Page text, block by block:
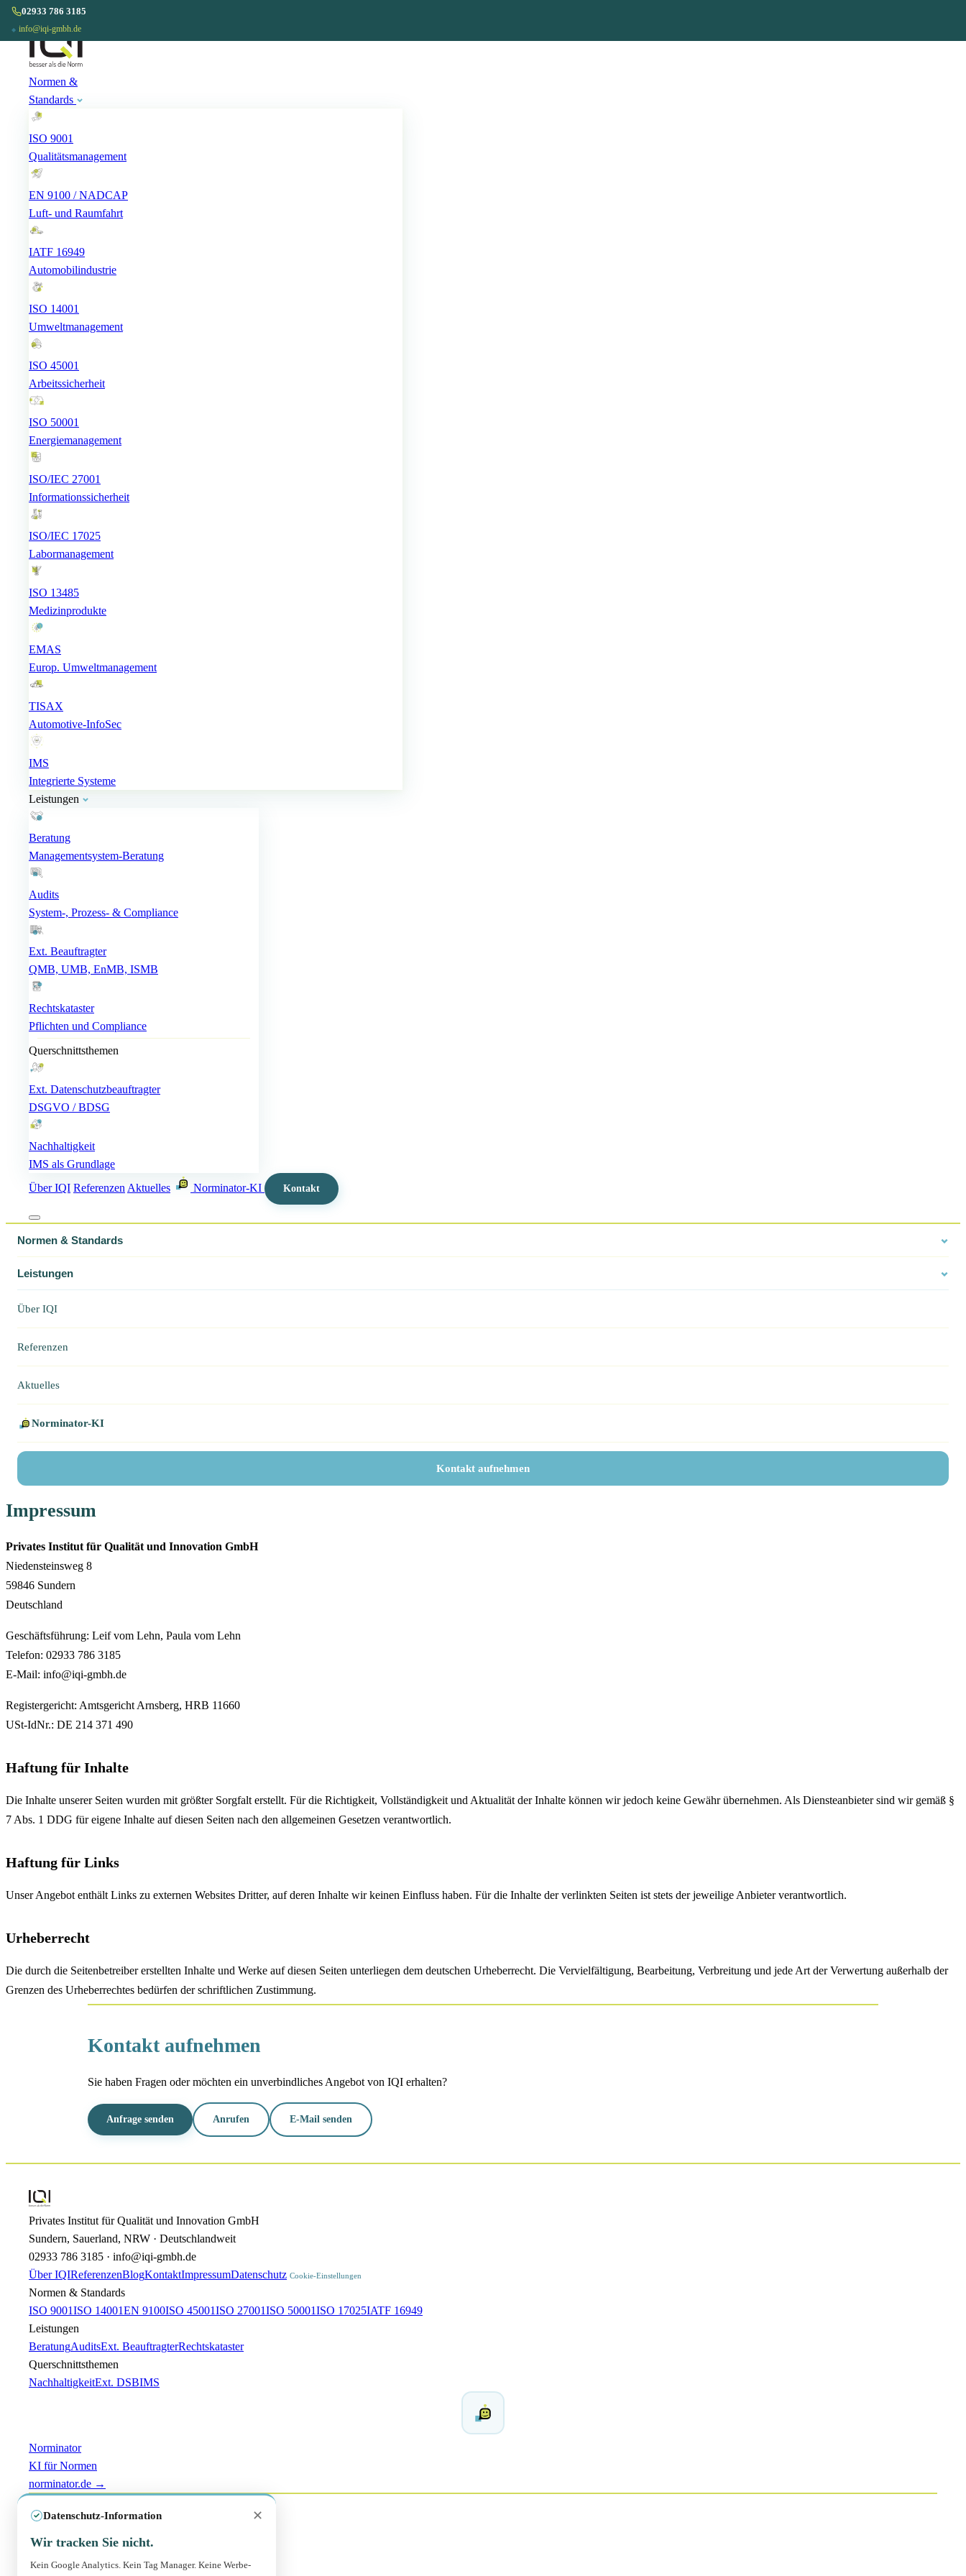
02933 786 3185
02933 786 3185
◆ info@iqi-gmbh.de
Normen &
Standards
ISO 9001
Qualitätsmanagement
EN 9100 / NADCAP
Luft- und Raumfahrt
IATF 16949
Automobilindustrie
ISO 14001
Umweltmanagement
ISO 45001
Arbeitssicherheit
ISO 50001
Energiemanagement
ISO/IEC 27001
Informationssicherheit
ISO/IEC 17025
Labormanagement
ISO 13485
Medizinprodukte
EMAS
Europ. Umweltmanagement
TISAX
Automotive-InfoSec
IMS
Integrierte Systeme
Leistungen
Beratung
Managementsystem-Beratung
Audits
System-, Prozess- & Compliance
Ext. Beauftragter
QMB, UMB, EnMB, ISMB
Rechtskataster
Pflichten und Compliance
Querschnittsthemen
Ext. Datenschutzbeauftragter
DSGVO / BDSG
Nachhaltigkeit
IMS als Grundlage
Über IQI Referenzen Aktuelles Norminator-KI Kontakt
Normen & Standards
Leistungen
Über IQI
Referenzen
Aktuelles
Norminator-KI
Kontakt aufnehmen
Impressum
Privates Institut für Qualität und Innovation GmbH
Niedensteinsweg 8
59846 Sundern
Deutschland
Geschäftsführung: Leif vom Lehn, Paula vom Lehn
Telefon: 02933 786 3185
E-Mail: info@iqi-gmbh.de
Registergericht: Amtsgericht Arnsberg, HRB 11660
USt-IdNr.: DE 214 371 490
Haftung für Inhalte
Die Inhalte unserer Seiten wurden mit größter Sorgfalt erstellt. Für die Richtigkeit, Vollständigkeit und Aktualität der Inhalte können wir jedoch keine Gewähr übernehmen. Als Diensteanbieter sind wir gemäß §
7 Abs. 1 DDG für eigene Inhalte auf diesen Seiten nach den allgemeinen Gesetzen verantwortlich.
Haftung für Links
Unser Angebot enthält Links zu externen Websites Dritter, auf deren Inhalte wir keinen Einfluss haben. Für die Inhalte der verlinkten Seiten ist stets der jeweilige Anbieter verantwortlich.
Urheberrecht
Die durch die Seitenbetreiber erstellten Inhalte und Werke auf diesen Seiten unterliegen dem deutschen Urheberrecht. Die Vervielfältigung, Bearbeitung, Verbreitung und jede Art der Verwertung außerhalb der
Grenzen des Urheberrechtes bedürfen der schriftlichen Zustimmung.
Kontakt aufnehmen
Sie haben Fragen oder möchten ein unverbindliches Angebot von IQI erhalten?
Anfrage senden Anrufen E-Mail senden
Privates Institut für Qualität und Innovation GmbH
Sundern, Sauerland, NRW · Deutschlandweit
02933 786 3185 · info@iqi-gmbh.de
Über IQIReferenzenBlogKontaktImpressumDatenschutz Cookie-Einstellungen
Normen & Standards
ISO 9001ISO 14001EN 9100ISO 45001ISO 27001ISO 50001ISO 17025IATF 16949
Leistungen
BeratungAuditsExt. BeauftragterRechtskataster
Querschnittsthemen
NachhaltigkeitExt. DSBIMS
Norminator
KI für Normen
norminator.de →
ZertifiziertPDF ↓
Datenschutz-Information
✕
Wir tracken Sie nicht.
Kein Google Analytics. Kein Tag Manager. Keine Werbe-